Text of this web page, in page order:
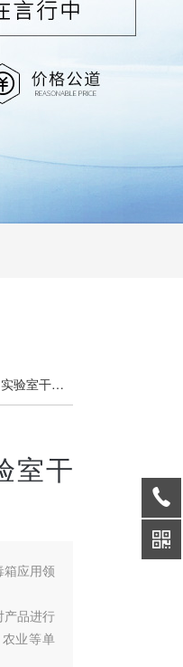
菌消毒箱
室干
应用领
产品进行
业等单